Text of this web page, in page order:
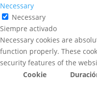
Necessary
Necessary
Siempre activado
Necessary cookies are
function properly. These
security features of the
Cookie